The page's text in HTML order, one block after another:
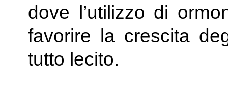
dove l’utilizzo di
favorire la crescita
tutto lecito.